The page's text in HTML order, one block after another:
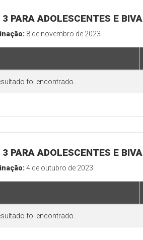
3 PARA ADOLESCENTES E
8 de novembro de 2023
foi encontrado.
3 PARA ADOLESCENTES E
4 de outubro de 2023
foi encontrado.